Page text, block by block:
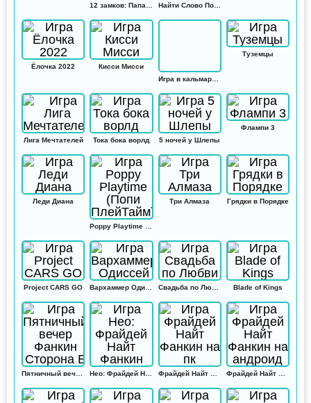
Найти Слово По Буквам
Ёлочка 2022
Кисси Мисси
Игра в кальмара: Амонг ас
Туземцы
Лига Мечтателей Тока бока ворлд 5 ночей у Шлепы
Флампи 3
Леди Диана Три Алмаза Грядки в Порядке
Project CARS GO Свадьба по Любви Blade of Kings